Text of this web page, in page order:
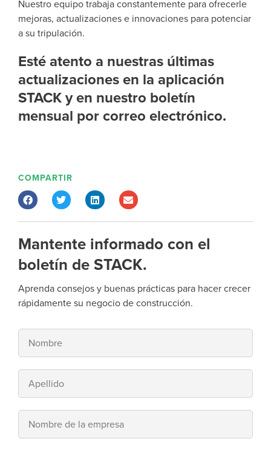
Nuestro equipo trabaja constantemente para ofrecerle
mejoras, actualizaciones e innovaciones para potenciar
a su tripulación.
Esté atento a nuestras últimas
actualizaciones en la aplicación
STACK y en nuestro boletín
mensual por correo electrónico.
COMPARTIR
Mantente informado con el
boletín de STACK.
Aprenda consejos y buenas prácticas para hacer crecer
rápidamente su negocio de construcción.